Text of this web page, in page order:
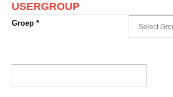
USERGROUP
Groep *